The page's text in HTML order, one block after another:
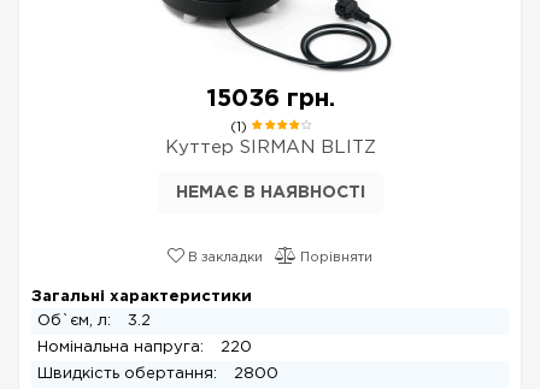
15036 грн.
(1)
Куттер SIRMAN BLITZ
НЕМАЄ В НАЯВНОСТІ
В закладки Порівняти
Загальні характеристики
Об`єм, л:
3.2
Номінальна напруга:
220
Швидкість обертання:
2800